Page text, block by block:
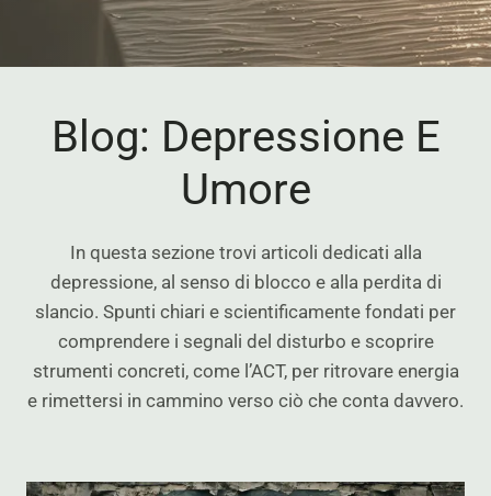
Blog: Depressione E
Umore
In questa sezione trovi articoli dedicati alla
depressione, al senso di blocco e alla perdita di
slancio. Spunti chiari e scientificamente fondati per
comprendere i segnali del disturbo e scoprire
strumenti concreti, come l’ACT, per ritrovare energia
e rimettersi in cammino verso ciò che conta davvero.